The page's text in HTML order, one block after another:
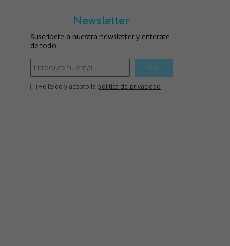
Newsletter
Suscríbete a nuestra newsletter y enterate
de todo
ENVIAR
He leído y acepto la política de privacidad